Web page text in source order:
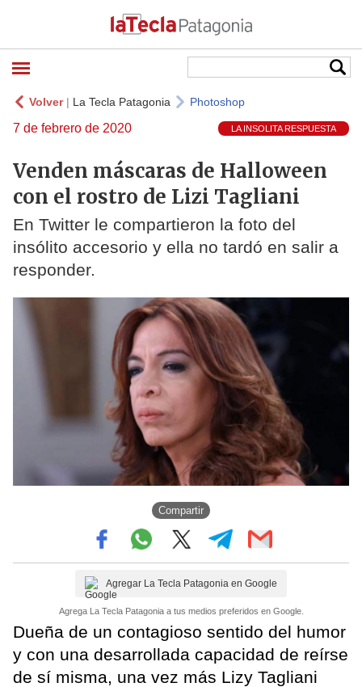
Volver| La Tecla Patagonia Photoshop
7 de febrero de 2020 LA INSOLITA RESPUESTA
Venden máscaras de Halloween
con el rostro de Lizi Tagliani
En Twitter le compartieron la foto del
insólito accesorio y ella no tardó en salir a
responder.
Compartir
Agregar La Tecla Patagonia en Google
Agrega La Tecla Patagonia a tus medios preferidos en Google.
Dueña de un contagioso sentido del humor
y con una desarrollada capacidad de reírse
de sí misma, una vez más Lizy Tagliani